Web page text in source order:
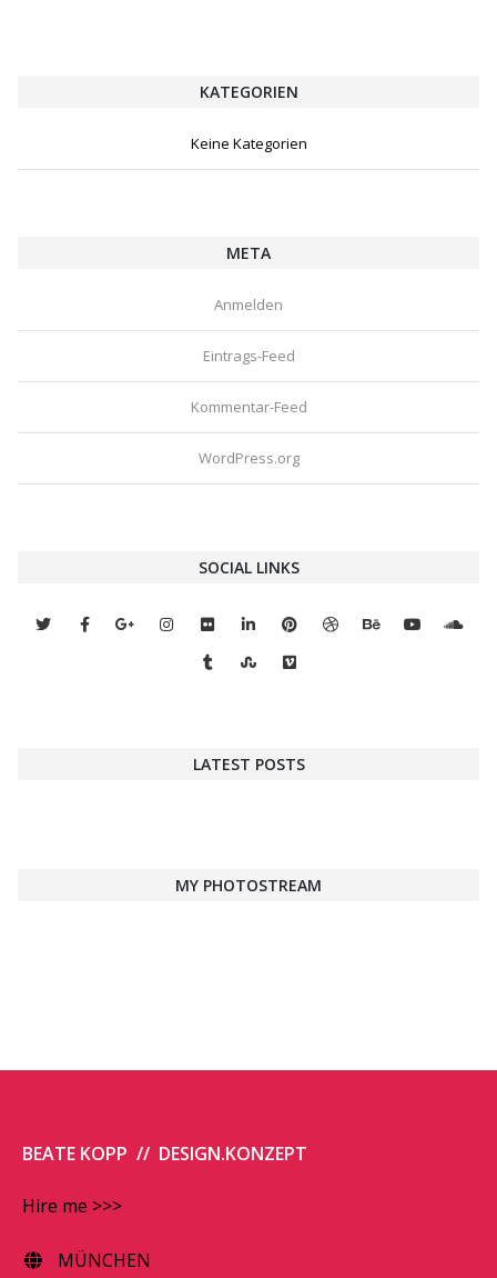
KATEGORIEN
Keine Kategorien
META
Anmelden
Eintrags-Feed
Kommentar-Feed
WordPress.org
SOCIAL LINKS
LATEST POSTS
MY PHOTOSTREAM
BEATE KOPP // DESIGN.KONZEPT
Hire me >>>
MÜNCHEN